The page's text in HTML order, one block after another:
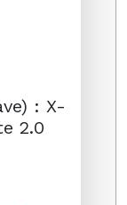
: X-
2.0